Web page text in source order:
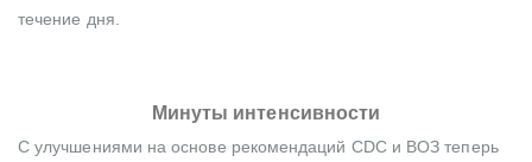
течение дня.
Минуты интенсивности
С улучшениями на основе рекомендаций CDC и ВОЗ теперь